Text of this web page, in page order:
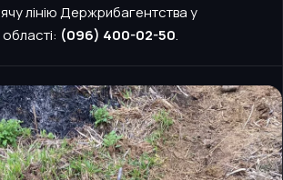
лінію Держрибагентства у
(096) 400-02-50.